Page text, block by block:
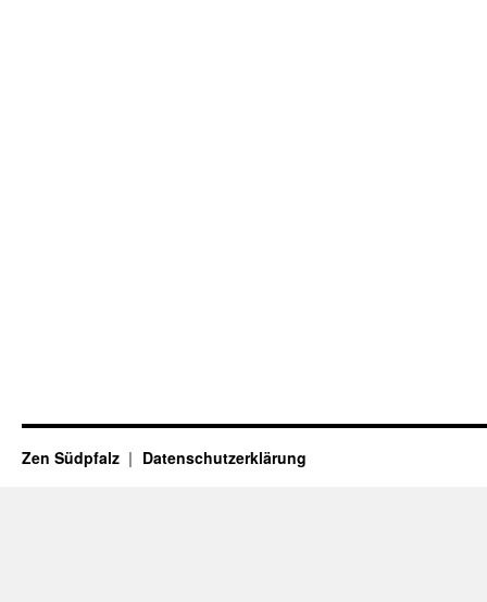
Zen Südpfalz Datenschutzerklärung